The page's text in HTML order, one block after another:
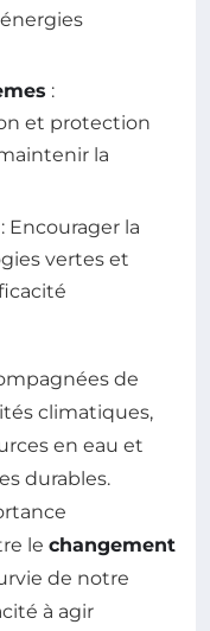
:
et protection
la
: Encourager la
vertes et
de
climatiques,
en eau et
durables.
le changement
de notre
à agir